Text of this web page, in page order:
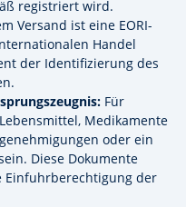
registriert wird.
Versand ist eine EORI-
Handel
der Identifizierung des
Für
Medikamente
oder ein
Diese Dokumente
Einfuhrberechtigung der